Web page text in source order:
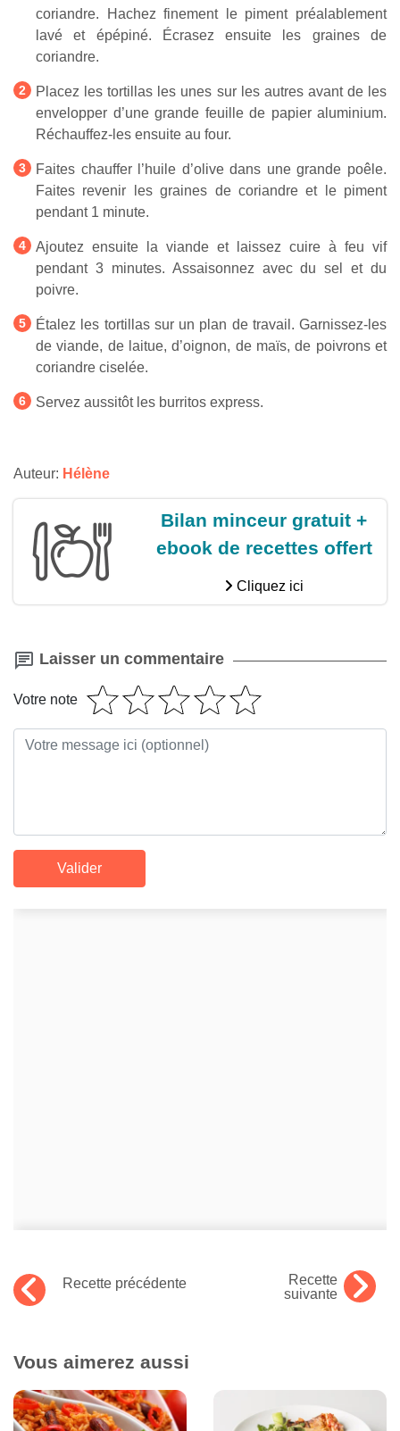
coriandre. Hachez finement le piment préalablement
lavé et épépiné. Écrasez ensuite les graines de
coriandre.
Placez les tortillas les unes sur les autres avant de les
envelopper d’une grande feuille de papier aluminium.
Réchauffez-les ensuite au four.
Faites chauffer l’huile d’olive dans une grande poêle.
Faites revenir les graines de coriandre et le piment
pendant 1 minute.
Ajoutez ensuite la viande et laissez cuire à feu vif
pendant 3 minutes. Assaisonnez avec du sel et du
poivre.
Étalez les tortillas sur un plan de travail. Garnissez-les
de viande, de laitue, d’oignon, de maïs, de poivrons et
coriandre ciselée.
Servez aussitôt les burritos express.
Auteur: Hélène
Bilan minceur gratuit +
ebook de recettes offert
Cliquez ici
Laisser un commentaire
Votre note
Recette précédente
Recette
suivante
Vous aimerez aussi